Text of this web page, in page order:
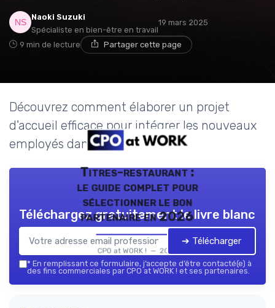
Naoki Suzuki
Spécialiste en bien-être en travail
19 mars 2025
9 min de lecture Partager cette page
Découvrez comment élaborer un projet
d'accueil efficace pour intégrer les nouveaux
employés dans votre entreprise.
Titres-restaurant :
le guide complet pour
sélectionner le bon
partenaire en 2026
CPO at WORK ! — 2026
Téléchargez gratuitement le livre blanc
➔ Télécharger
* En remplissant ce formulaire, j’accepte d’être contacté(e) à
des fins commerciales par CPO at WORK ! et ses partenaires.